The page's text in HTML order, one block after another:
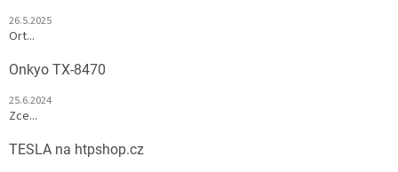
26.5.2025
Ort...
Onkyo TX-8470
25.6.2024
Zce...
TESLA na htpshop.cz